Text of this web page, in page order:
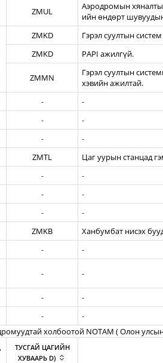
ZMUL
Аэродромын
ийн өндөрт
ZMKD
Гэрэл суултын
ZMKD PAPI ажилгүй.
ZMMN
Гэрэл суултын
хэвийн ажилтай.
-
-
-
-
-
-
ZMTL
Цаг уурын станцад
-
-
-
-
-
-
ZMKB
Ханбумбат нисэх
- -
- -
-
-
-
-
холбоотой NOTAM ( Oлон
ТУСГАЙ ЦАГИЙН
ХУВААРЬ D)